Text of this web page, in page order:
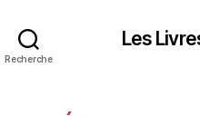
Recherche
Les